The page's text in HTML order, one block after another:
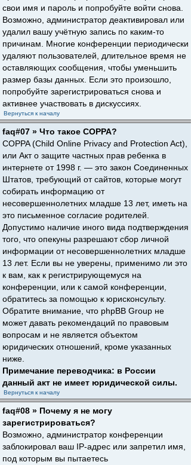
свои имя и пароль и попробуйте войти снова.
Возможно, администратор деактивировал или
удалил вашу учётную запись по каким-то
причинам. Многие конференции периодически
удаляют пользователей, длительное время не
оставляющих сообщения, чтобы уменьшить
размер базы данных. Если это произошло,
попробуйте зарегистрироваться снова и
активнее участвовать в дискуссиях.
Вернуться к началу
faq#07 » Что такое COPPA?
COPPA (Child Online Privacy and Protection Act),
или Акт о защите частных прав ребенка в
интернете от 1998 г. — это закон Соединенных
Штатов, требующий от сайтов, которые могут
собирать информацию от
несовершеннолетних младше 13 лет, иметь на
это письменное согласие родителей.
Допустимо наличие иного вида подтверждения
того, что опекуны разрешают сбор личной
информации от несовершеннолетних младше
13 лет. Если вы не уверены, применимо ли это
к вам, как к регистрирующемуся на
конференции, или к самой конференции,
обратитесь за помощью к юрисконсульту.
Обратите внимание, что phpBB Group не
может давать рекомендаций по правовым
вопросам и не является объектом
юридических отношений, кроме указанных
ниже.
Примечание переводчика: в России
данный акт не имеет юридической силы.
Вернуться к началу
faq#08 » Почему я не могу
зарегистрироваться?
Возможно, администратор конференции
заблокировал ваш IP-адрес или запретил имя,
под которым вы пытаетесь